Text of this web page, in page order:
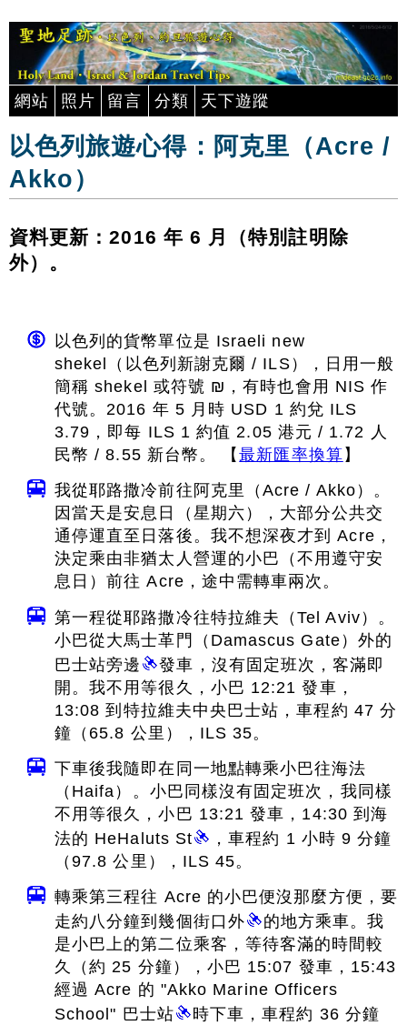
網站 照片 留言 分類 天下遊蹤
以色列旅遊心得：阿克里（Acre /
Akko）
資料更新：2016 年 6 月（特別註明除
外）。
以色列的貨幣單位是 Israeli new
shekel（以色列新謝克爾 / ILS），日用一般
簡稱 shekel 或符號 ₪，有時也會用 NIS 作
代號。2016 年 5 月時 USD 1 約兌 ILS
3.79，即每 ILS 1 約值 2.05 港元 / 1.72 人
民幣 / 8.55 新台幣。 【最新匯率換算 】
我從耶路撒冷前往阿克里（Acre / Akko）。
因當天是安息日（星期六），大部分公共交
通停運直至日落後。我不想深夜才到 Acre，
決定乘由非猶太人營運的小巴（不用遵守安
息日）前往 Acre，途中需轉車兩次。
第一程從耶路撒冷往特拉維夫（Tel Aviv）。
小巴從大馬士革門（Damascus Gate）外的
巴士站旁邊
發車，沒有固定班次，客滿即
開。我不用等很久，小巴 12:21 發車，
13:08 到特拉維夫中央巴士站，車程約 47 分
鐘（65.8 公里），ILS 35。
下車後我隨即在同一地點轉乘小巴往海法
（Haifa）。小巴同樣沒有固定班次，我同樣
不用等很久，小巴 13:21 發車，14:30 到海
法的 HeHaluts St
，車程約 1 小時 9 分鐘
（97.8 公里），ILS 45。
轉乘第三程往 Acre 的小巴便沒那麼方便，要
走約八分鐘到幾個街口外
的地方乘車。我
是小巴上的第二位乘客，等待客滿的時間較
久（約 25 分鐘），小巴 15:07 發車，15:43
經過 Acre 的 "Akko Marine Officers
School" 巴士站
時下車，車程約 36 分鐘